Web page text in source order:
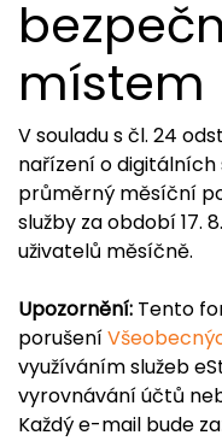
místem
V souladu s čl. 24
nařízení o digitálních
průměrný měsíční
služby za období 17.
uživatelů měsíčně.
Upozornění: Tento
porušení
využíváním služeb
vyrovnávání účtů
Každý e-mail bude